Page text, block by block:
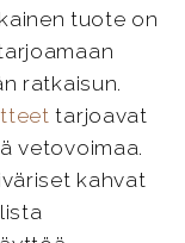
tuote on
ratkaisun.
tarjoavat
vetovoimaa.
kahvat